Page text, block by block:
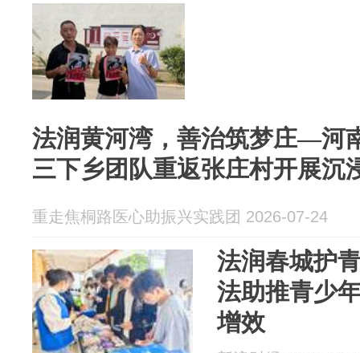
法润黄河湾，善治筑梦庄—河
三下乡团队重返张庄村开展沉
重走焦桐路医心助振兴实践团 2026-07-24
法润春城护
法助推青少
增效